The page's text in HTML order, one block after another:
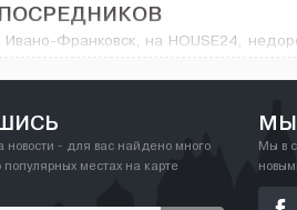
Франковск, на HOUSE24,
вариантов вас порадует. На
- для вас найдено много
популярных местах на карте
МЫ
Мы в